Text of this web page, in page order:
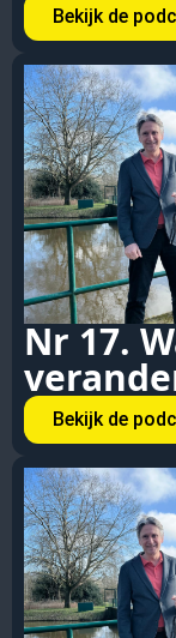
Bekijk de
Nr 17.
Bekijk de